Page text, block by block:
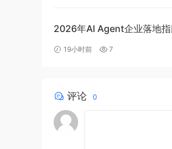
2026年AI Agent企业落地
19小时前 7
评论 0